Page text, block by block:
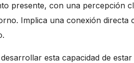
presente, con una percepción
Implica una conexión
esta capacidad de